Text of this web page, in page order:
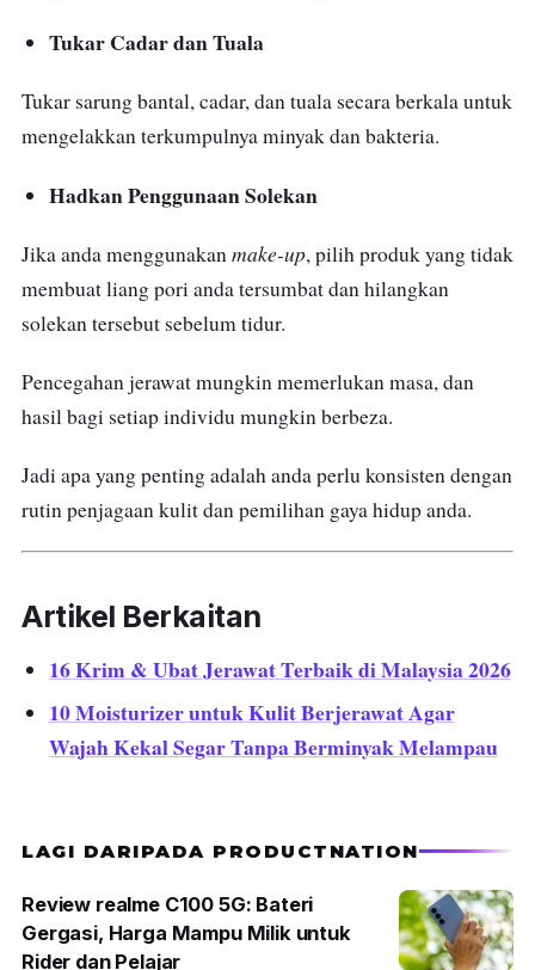
Tukar Cadar dan Tuala
Tukar sarung bantal, cadar, dan tuala secara berkala untuk
mengelakkan terkumpulnya minyak dan bakteria.
Hadkan Penggunaan Solekan
Jika anda menggunakanmake-up, pilih produk yang tidak
membuat liang pori anda tersumbat dan hilangkan
solekan tersebut sebelum tidur.
Pencegahan jerawat mungkin memerlukan masa, dan
hasil bagi setiap individu mungkin berbeza.
Jadi apa yang penting adalah anda perlu konsisten dengan
rutin penjagaan kulit dan pemilihan gaya hidup anda.
Artikel Berkaitan
16 Krim & Ubat Jerawat Terbaik di Malaysia 2026
10 Moisturizer untuk Kulit Berjerawat Agar
Wajah Kekal Segar Tanpa Berminyak Melampau
LAGI DARIPADA PRODUCTNATION
Review realme C100 5G: Bateri
Gergasi, Harga Mampu Milik untuk
Rider dan Pelajar